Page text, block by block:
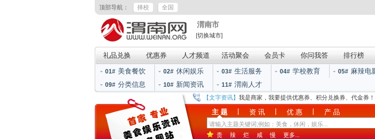
顶部导航： 择校 全国
渭南市
[切换城市]
礼品兑换 优惠券 人才频道 活动聚会 会员卡 你问我答 排行榜
01# 美食餐饮 02# 休闲娱乐 03# 生活服务 04# 学校教育 05# 麻辣电
09# 分类信息 10# 新闻资讯 11# 渭南人才
【文字资讯】 我是商家，我要提供优惠券、积分兑换券、代金券！
主 题 | 资 讯 | 优 惠 | 产 品
贵 辣 烂 咸 慢 更多...